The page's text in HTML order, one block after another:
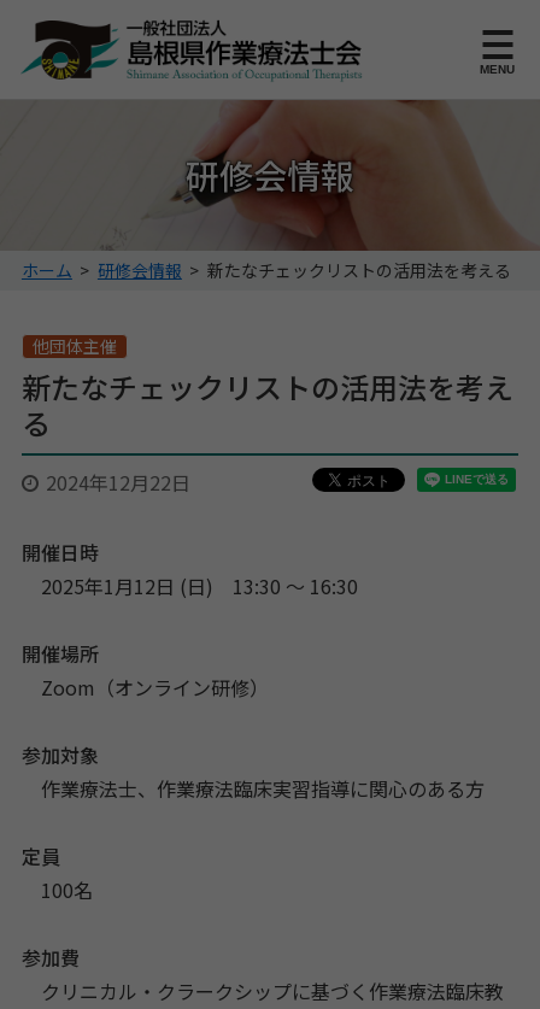
このページの本文へ
MENU
研修会情報
こ
ー
ジ
の
位
ホーム > 研修会情報 > 新たなチェックリストの活用法を考える
他団体主催
新たなチェックリストの活用法を考え
る
2024年12月22日
開催日時
2025年1月12日 (日) 13:30 〜 16:30
開催場所
Zoom（オンライン研修）
参加対象
作業療法士、作業療法臨床実習指導に関心のある方
定員
100名
参加費
クリニカル・クラークシップに基づく作業療法臨床教